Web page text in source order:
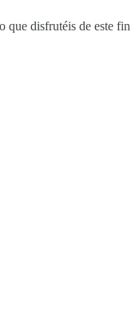
que disfrutéis de este fin